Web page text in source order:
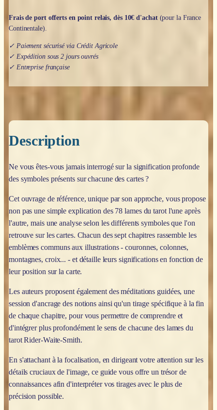
Frais de port offerts en point relais, dès 10€ d'achat(pour la France
Continentale).
✓ Paiement sécurisé via Crédit Agricole
✓ Expédition sous 2 jours ouvrés
✓ Entreprise française
Description
Ne vous êtes-vous jamais interrogé sur la signification profonde
des symboles présents sur chacune des cartes ?
Cet ouvrage de référence, unique par son approche, vous propose
non pas une simple explication des 78 lames du tarot l'une après
l'autre, mais une analyse selon les différents symboles que l'on
retrouve sur les cartes. Chacun des sept chapitres rassemble les
emblèmes communs aux illustrations - couronnes, colonnes,
montagnes, croix... - et détaille leurs significations en fonction de
leur position sur la carte.
Les auteurs proposent également des méditations guidées, une
session d'ancrage des notions ainsi qu'un tirage spécifique à la fin
de chaque chapitre, pour vous permettre de comprendre et
d'intégrer plus profondément le sens de chacune des lames du
tarot Rider-Waite-Smith.
En s'attachant à la focalisation, en dirigeant votre attention sur les
détails cruciaux de l'image, ce guide vous offre un trésor de
connaissances afin d'interpréter vos tirages avec le plus de
précision possible.